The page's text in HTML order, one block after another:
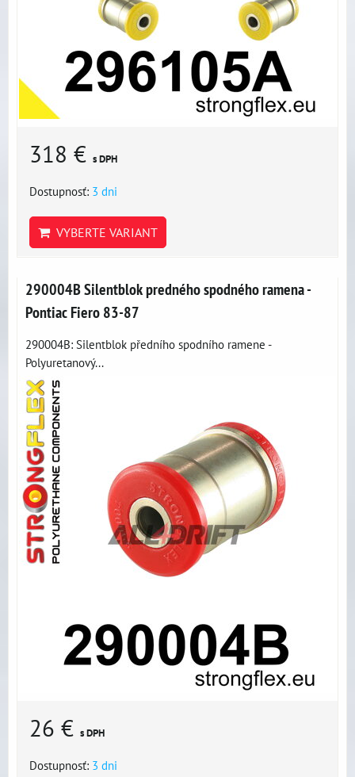
318 € s DPH
Dostupnosť: 3 dni
VYBERTE VARIANT
290004B Silentblok predného spodného ramena -
Pontiac Fiero 83-87
290004B: Silentblok předního spodního ramene -
Polyuretanový...
26 € s DPH
Dostupnosť: 3 dni